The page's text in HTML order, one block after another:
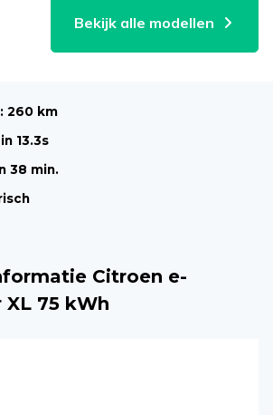
Bekijk alle modellen
260 km
13.3s
38 min.
Citroen e-
XL 75 kWh